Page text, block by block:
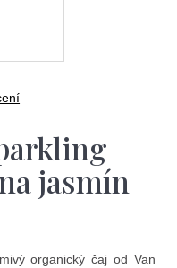
jasmín
organický čaj od Van